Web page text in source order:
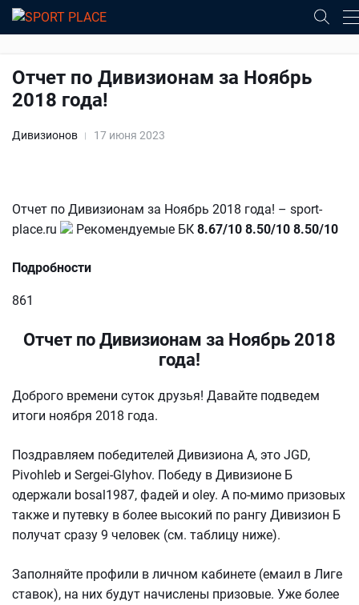
Отчет по Дивизионам за Ноябрь
2018 года!
Дивизионов 17 июня 2023
Отчет по Дивизионам за Ноябрь 2018 года! – sport-
place.ru
Рекомендуемые БК 8.67/10 8.50/10 8.50/10
Подробности
861
Отчет по Дивизионам за Ноябрь 2018
года!
Доброго времени суток друзья! Давайте подведем
итоги ноября 2018 года.
Поздравляем победителей Дивизиона А, это JGD,
Pivohleb и Sergei-Glyhov. Победу в Дивизионе Б
одержали bosal1987, фадей и oley. А по-мимо призовых
также и путевку в более высокий по рангу Дивизион Б
получат сразу 9 человек (см. таблицу ниже).
Заполняйте профили в личном кабинете (емаил в Лиге
ставок), на них будут начислены призовые. Уже более